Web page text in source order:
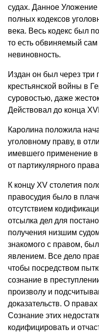
судах. Данное
полных кодексов
века. Весь кодекс был
то есть обвиняемый
невиновность.
Издан он был через три
крестьянской войны в
суровостью, даже
Действовал до конца
Каролина положила
уголовному праву, в
имевшего применение в
от партикулярного
К концу XV столетия
правосудия было в
отсутствием
отсылка дел для
получения низшим
знакомого с правом,
явлением. Все дело
чтобы посредством
сознание в
произволу и
доказательств. О
Сознание этих
кодифицировать и